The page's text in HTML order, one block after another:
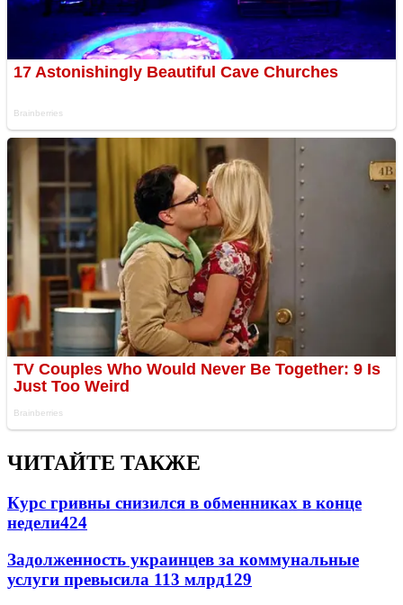
ЧИТАЙТЕ ТАКЖЕ
Курс гривны снизился в обменниках в конце
недели424
Задолженность украинцев за коммунальные
услуги превысила 113 млрд129